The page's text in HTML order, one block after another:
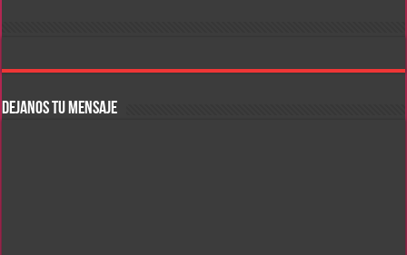
DEJANOS TU MENSAJE